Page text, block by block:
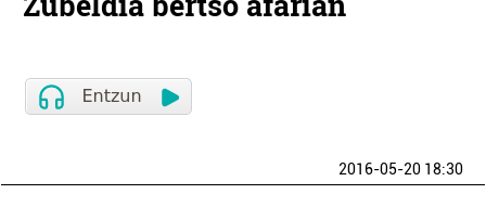
2016-05-20 18:30